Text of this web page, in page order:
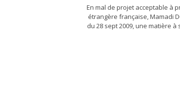
En mal de projet acceptable à
étrangère française, Mamadi
du 28 sept 2009, une matière